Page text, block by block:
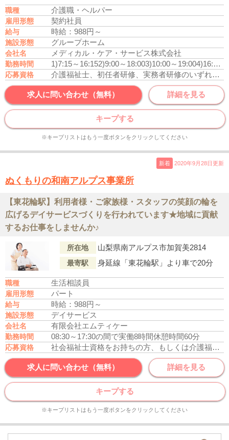
職種 介護職・ヘルパー
雇用形態 契約社員
給与 時給：988円～
施設形態 グループホーム
会社名 メディカル・ケア・サービス株式会社
勤務時間 1)7:15～16:152)9:00～18:003)10:00～19:004)16:00～翌10:00
応募資格 介護福祉士、初任者研修、実務者研修のいずれかの資格をお持ちの方
求人に問い合わせ（無料） 詳細を見る
キープする
※キープリストはもう一度ボタンをクリックしてください
新着 2020年9月28日更新
ぬくもりの和南アルプス事業所
【東花輪駅】利用者様・ご家族様・スタッフの笑顔の輪を
広げるデイサービスづくりを行われています★地域に貢献
するお仕事をしませんか♪
所在地 山梨県南アルプス市加賀美2814
最寄駅 身延線「東花輪駅」より車で20分
職種 生活相談員
雇用形態 パート
給与 時給：988円～
施設形態 デイサービス
会社名 有限会社エムティケー
勤務時間 08:30～17:30の間で実働8時間休憩時間60分
応募資格 社会福祉士資格をお持ちの方、もしくは介護福祉士資格をお持ちの方
求人に問い合わせ（無料） 詳細を見る
キープする
※キープリストはもう一度ボタンをクリックしてください